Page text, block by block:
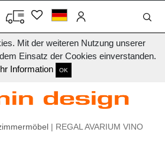
Mit der weiteren Nutzung unserer
Einsatz der Cookies einverstanden.
Information
OK
| REGAL AVARIUM VINO